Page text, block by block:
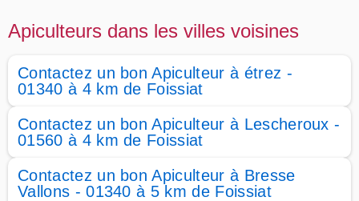
Apiculteurs dans les villes voisines
Contactez un bon Apiculteur à étrez -
01340 à 4 km de Foissiat
Contactez un bon Apiculteur à Lescheroux -
01560 à 4 km de Foissiat
Contactez un bon Apiculteur à Bresse
Vallons - 01340 à 5 km de Foissiat